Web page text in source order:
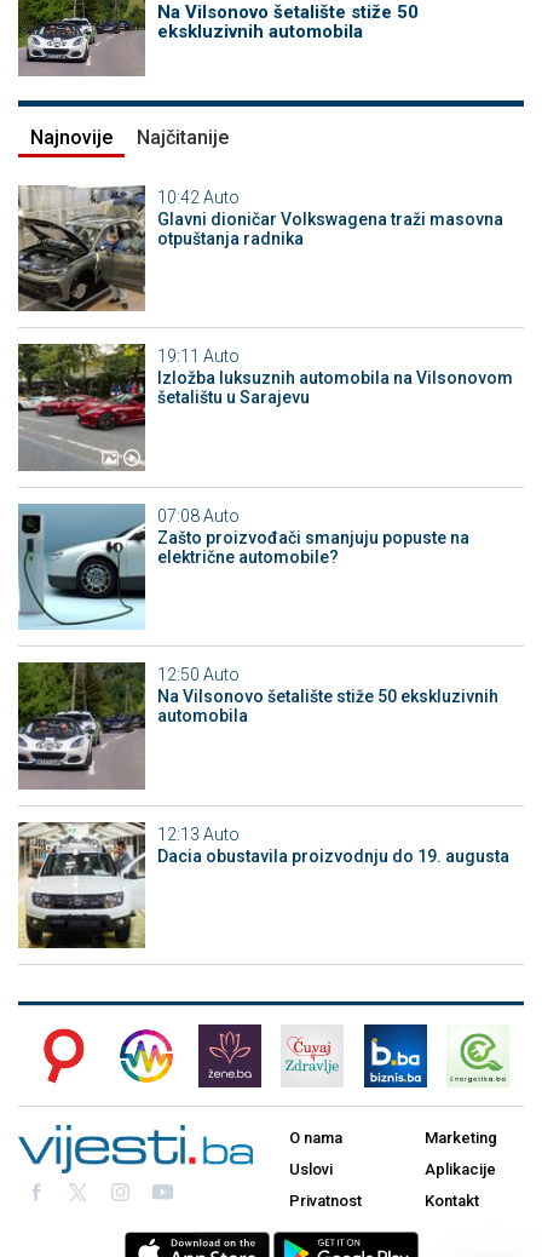
Na Vilsonovo šetalište stiže 50
ekskluzivnih automobila
Najnovije Najčitanije
10:42 Auto
Glavni dioničar Volkswagena traži masovna
otpuštanja radnika
19:11 Auto
Izložba luksuznih automobila na Vilsonovom
šetalištu u Sarajevu
07:08Auto
Zašto proizvođači smanjuju popuste na
električne automobile?
12:50 Auto
Na Vilsonovo šetalište stiže 50 ekskluzivnih
automobila
12:13 Auto
Dacia obustavila proizvodnju do 19. augusta
O nama
Uslovi
Privatnost
Marketing
Aplikacije
Kontakt